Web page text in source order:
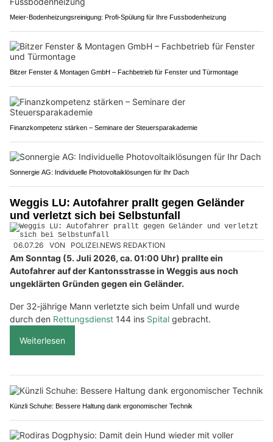
Meier-Bodenheizungsreinigung: Profi-Spülung für Ihre Fussbodenheizung
Bitzer Fenster & Montagen GmbH – Fachbetrieb für Fenster und Türmontage
Finanzkompetenz stärken – Seminare der Steuersparakademie
Sonnergie AG: Individuelle Photovoltaiklösungen für Ihr Dach
Weggis LU: Autofahrer prallt gegen Geländer
und verletzt sich bei Selbstunfall
06.07.26 VON POLIZEI.NEWS REDAKTION
Am Sonntag (5. Juli 2026, ca. 01:00 Uhr) prallte ein
Autofahrer auf der Kantonsstrasse in Weggis aus noch
ungeklärten Gründen gegen ein Geländer.
Der 32-jährige Mann verletzte sich beim Unfall und wurde
durch den Rettungsdienst 144 ins Spital gebracht.
Weiterlesen
Künzli Schuhe: Bessere Haltung dank ergonomischer Technik